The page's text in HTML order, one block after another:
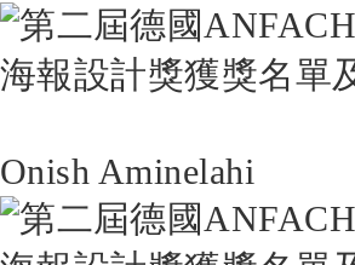
Onish Aminelahi